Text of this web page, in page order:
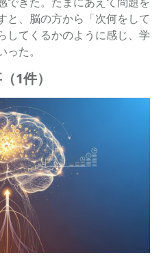
と、脳の方から「次何をして
してくるかのように感じ、学
た。
1件）